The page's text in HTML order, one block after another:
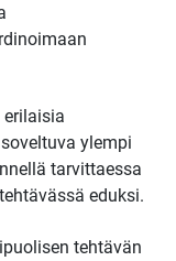
ylempi
tarvittaessa
eduksi.
tehtävän